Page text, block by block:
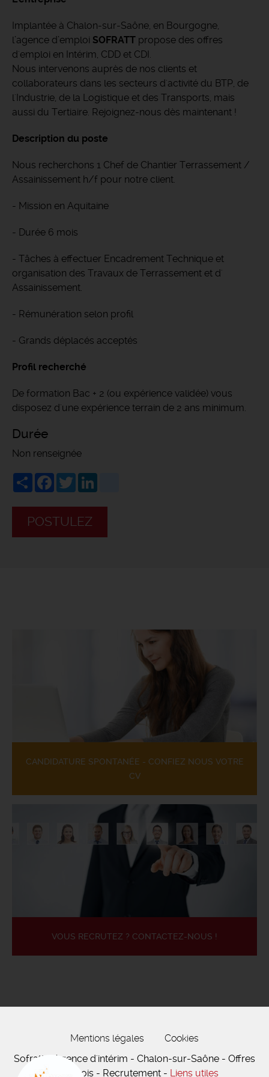
Implantée à Chalon-sur-Saône, en Bourgogne,
l’agence d’emploi SOFRATT propose des offres
d'emploi en Intérim, CDD et CDI.
Nous intervenons auprès de nos clients et
collaborateurs dans les secteurs d'activité du BTP, de
l'Industrie, de la Logistique et des Transports, mais
aussi du Tertiaire. Rejoignez-nous dès maintenant !
Description du poste
Nous recherchons 1 Chef de Chantier Terrassement /
Assainissement h/f pour notre client.
- Mission en Aquitaine
- Durée 6 mois
- Tâches à effectuer Encadrement Technique et
organisation des Travaux de Terrassement et d'
Assainissement.
- Rémunération selon profil
- Grands déplacés acceptés
Profil recherché
De formation Bac + 2 (ou expérience validée) vous
disposez d'une expérience terrain de 2 ans minimum.
Durée
Non renseignée
ShareFacebook
Twitter
POSTULEZ
CANDIDATURE SPONTANÉE - CONFIEZ NOUS VOTRE
CV
VOUS RECRUTEZ ? CONTACTEZ-NOUS !
Mentions légales
Cookies
Sofratt - Agence d'intérim - Chalon-sur-Saône - Offres
d'emplois - Recrutement - Liens utiles